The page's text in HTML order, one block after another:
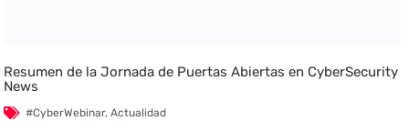
Resumen de la Jornada de Puertas Abiertas en CyberSecurity
News
#CyberWebinar,Actualidad